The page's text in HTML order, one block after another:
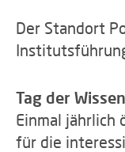
Der Standort
Tag der
Einmal
für die